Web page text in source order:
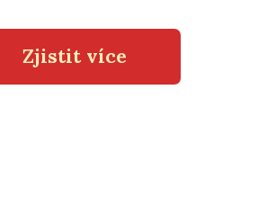
Zjistit více